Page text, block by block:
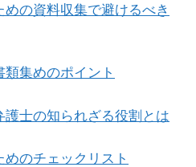
の資料収集で避けるべき
集めのポイント
士の知られざる役割とは
のチェックリスト